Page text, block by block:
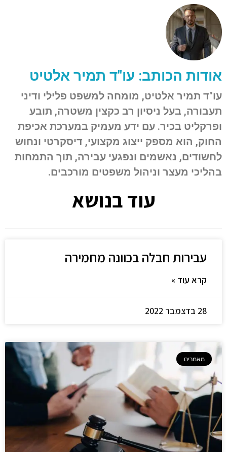
אודות הכותב: עו"ד תמיר אלטיט
עו"ד תמיר אלטיט, מומחה למשפט פלילי ודיני
תעבורה, בעל ניסיון רב כקצין משטרה, תובע
ופרקליט בכיר. עם ידע מעמיק במערכת אכיפת
החוק, הוא מספק ייצוג מקצועי, דיסקרטי ונחוש
לחשודים, נאשמים ונפגעי עבירה, תוך התמחות
בהליכי מעצר וניהול משפטים מורכבים.
עוד בנושא
עבירות חבלה בכוונה מחמירה
קרא עוד »
28 בדצמבר 2022
מאמרים